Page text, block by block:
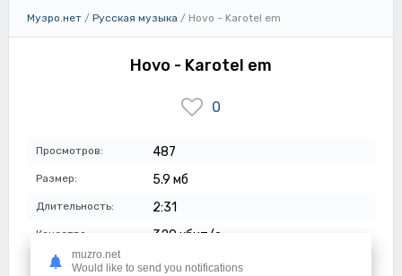
Музро.нет / Русская музыка / Hovo - Karotel em
Hovo - Karotel em
0
Просмотров: 487
Размер: 5.9 мб
Длительность: 2:31
Качество: 320 кбит/с
Дата: 29-07-2023
muzro.net
Would like to send you notifications